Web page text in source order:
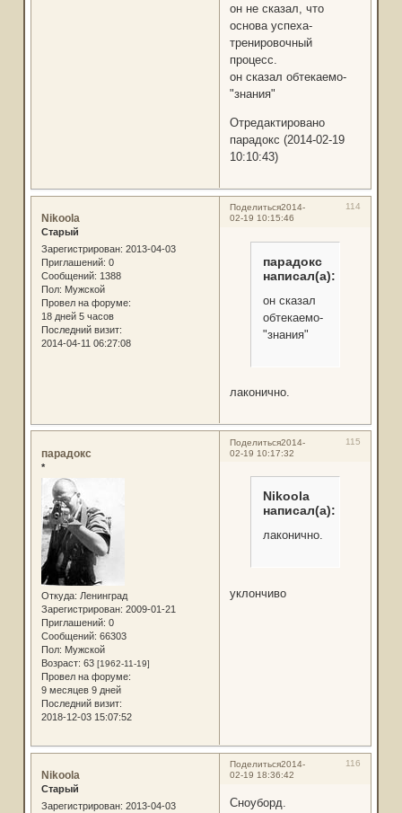
он не сказал, что
основа успеха-
тренировочный
процесс.
он сказал обтекаемо-
"знания"
Отредактировано
парадокс (2014-02-19
10:10:43)
Поделиться 114
2014-
02-19 10:15:46
Nikoola
Старый
Зарегистрирован: 2013-04-03
Приглашений: 0
Сообщений: 1388
Пол: Мужской
Провел на форуме:
18 дней 5 часов
Последний визит:
2014-04-11 06:27:08
парадокс
написал(а):
он сказал
обтекаемо-
"знания"
лаконично.
Поделиться 115
2014-
02-19 10:17:32
парадокс
*
Откуда: Ленинград
Зарегистрирован: 2009-01-21
Приглашений: 0
Сообщений: 66303
Пол: Мужской
Возраст: 63 [1962-11-19]
Провел на форуме:
9 месяцев 9 дней
Последний визит:
2018-12-03 15:07:52
Nikoola
написал(а):
лаконично.
уклончиво
Поделиться 116
2014-
02-19 18:36:42
Nikoola
Старый
Зарегистрирован: 2013-04-03
Сноуборд.